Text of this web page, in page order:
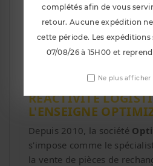
Renault Mégane 3 RS 250 /
16V Turbo F4Rt - Versions
Cup, Trophy, Trophy-R,
à 2016)
L'EXPERTISE
RÉACTIVITÉ
L'ENSEIGNE
Depuis 2010, la société
s'impose comme le
la vente de pièces de
complétés afin de vous
retour. Aucune expédition
cette période. Les
07/08/26 à 15H00 et
Ne plus afficher